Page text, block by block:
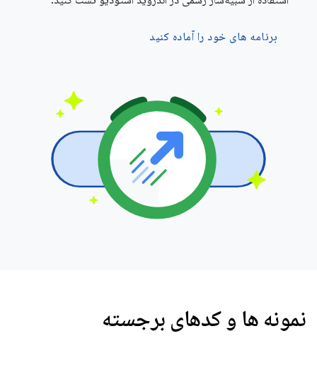
برنامه های خود را آماده کنید
نمونه ها و کدهای برجسته